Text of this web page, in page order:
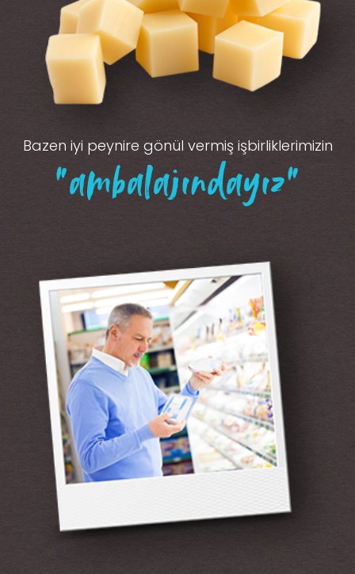
Bazen iyi peynire gönül vermiş işbirliklerimizin
“ambalajındayız”